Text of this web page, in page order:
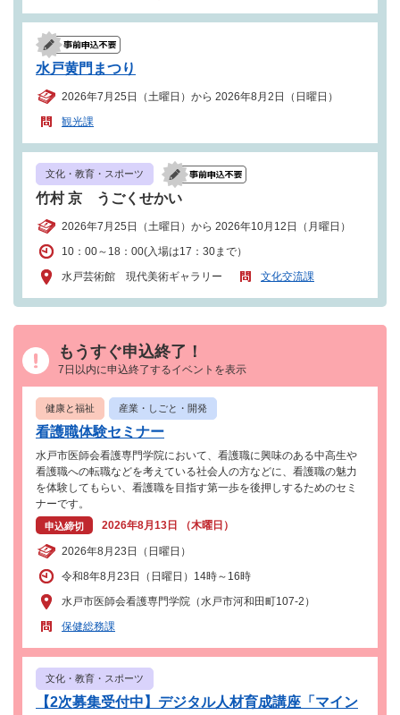
水戸黄門まつり
2026年7月25日（土曜日）から 2026年8月2日（日曜日）
観光課
文化・教育・スポーツ
竹村 京 うごくせかい
2026年7月25日（土曜日）から 2026年10月12日（月曜日）
10：00～18：00(入場は17：30まで）
水戸芸術館 現代美術ギャラリー
文化交流課
もうすぐ申込終了！
7日以内に申込終了するイベントを表示
健康と福祉 産業・しごと・開発
看護職体験セミナー
水戸市医師会看護専門学院において、看護職に興味のある中高生や
看護職への転職などを考えている社会人の方などに、看護職の魅力
を体験してもらい、看護職を目指す第一歩を後押しするためのセミ
ナーです。
申込締切 2026年8月13日 （木曜日）
2026年8月23日（日曜日）
令和8年8月23日（日曜日）14時～16時
水戸市医師会看護専門学院（水戸市河和田町107-2）
保健総務課
文化・教育・スポーツ
【2次募集受付中】デジタル人材育成講座「マイン